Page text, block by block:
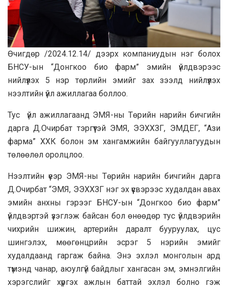
Өчигдөр /2024.12.14/ дээрх компаниудын нэг болох
БНСУ-ын “Донгкоо био фарм” эмийн үйлдвэрээс
нийлүүлэх 5 нэр төрлийн эмийг зах зээлд нийлүүлэх
нээлтийн үйл ажиллагаа боллоо.
Тус үйл ажиллагаанд ЭМЯ-ны Төрийн нарийн бичгийн
дарга Д.Очирбат тэргүүтэй ЭМЯ, ЭЭХХЗГ, ЭМДЕГ, “Ази
фарма” ХХК болон эм хангамжийн байгууллагуудын
төлөөлөл оролцлоо.
Нээлтийн үеэр ЭМЯ-ны Төрийн нарийн бичгийн дарга
Д.Очирбат “ЭМЯ, ЭЭХХЗГ нэг эх үүсвэрээс худалдан авах
эмийн анхны гэрээг БНСУ-ын “Донгкоо био фарм”
үйлдвэртэй үзэглэж байсан бол өнөөдөр тус үйлдвэрийн
чихрийн шижин, артерийн даралт бууруулах, цус
шингэлэх, мөөгөнцрийн эсрэг 5 нэрийн эмийг
худалдаанд гаргаж байна. Энэ эхлэл монголын ард
түмэнд чанар, аюулгүй байдлыг хангасан эм, эмнэлгийн
хэрэгслийг хүргэх ажлын баттай эхлэл болно гэж